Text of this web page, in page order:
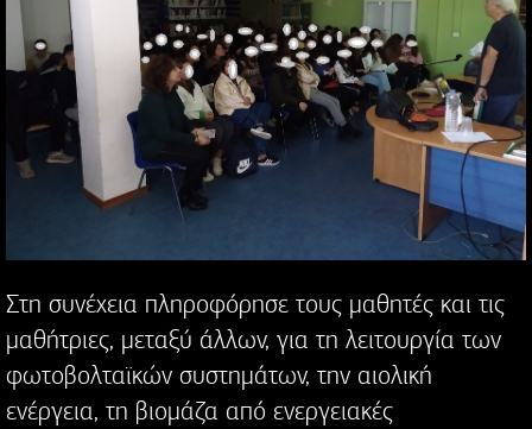
Στη συνέχεια πληροφόρησε τους μαθητές και τις
μαθήτριες, μεταξύ άλλων, για τη λειτουργία των
φωτοβολταϊκών συστημάτων, την αιολική
ενέργεια, τη βιομάζα από ενεργειακές